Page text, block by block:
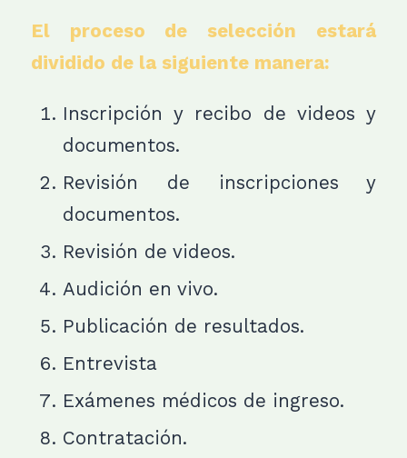
El proceso de selección estará
dividido de la siguiente manera:
Inscripción y recibo de videos y
documentos.
Revisión de inscripciones y
documentos.
Revisión de videos.
Audición en vivo.
Publicación de resultados.
Entrevista
Exámenes médicos de ingreso.
Contratación.